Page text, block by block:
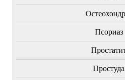
Пcориаз
Простуда